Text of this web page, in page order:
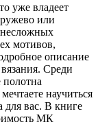
уже владеет
или
несложных
мотивов,
описание
Среди
научиться
для вас. В книге
МК